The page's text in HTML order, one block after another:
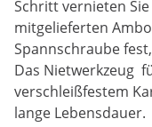
Schritt vernieten
mitgelieferten
Spannschraube
Das Nietwerkzeug
verschleißfestem
lange